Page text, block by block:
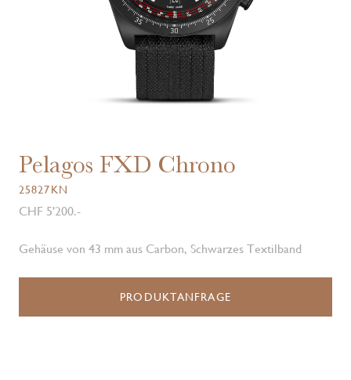
Pelagos FXD Chrono
25827KN
CHF 5'200.-
Gehäuse von 43 mm aus Carbon, Schwarzes Textilband
PRODUKTANFRAGE